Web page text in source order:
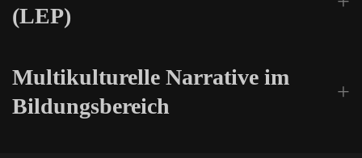
(LEP)
Multikulturelle Narrative im
Bildungsbereich